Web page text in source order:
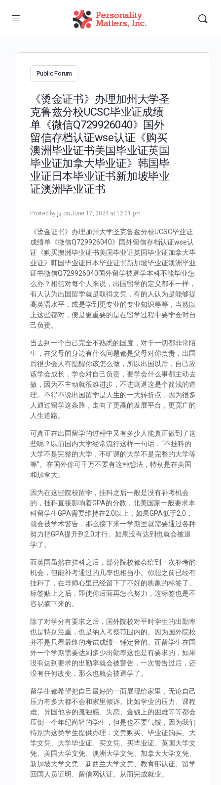
Public Forum
《烫金证书》办理加州大学圣
克鲁兹分校UCSC毕业证成绩
单《微信Q729926040》国外
留信存档认证wse认证《购买
澳洲毕业证书美国毕业证英国
毕业证加拿大毕业证》韩国毕
业证日本毕业证书新加坡毕业
证澳洲毕业证书
Posted by ju on June 17, 2024 at 12:01 pm
《烫金证书》办理加州大学圣克鲁兹分校UCSC毕业证
成绩单《微信Q729926040》国外留信存档认证wse认
证《购买澳洲毕业证书美国毕业证英国毕业证加拿大毕
业证》韩国毕业证日本毕业证书新加坡毕业证澳洲毕业
证书微信Q729926040国外留学被退学本科不能毕业怎
么办？相信对每个人来说，出国留学的定义都不一样，
有人认为出国留学就是取得文凭，有的人认为是能够提
高英语水平，或是学到更专业的专业知识等等，当然以
上这些都对，便是更重要的是在留学过程中要学会对自
己负责。
当去到一个自己完全不熟悉的国度，对于一切都非常陌
生，在父母的身边有什么问题都是父母对你负责，出国
后很少会人有提醒你该怎么做，所以出国以后，自己应
该学会成长，学会对自己负责，要学会什么事都主动去
做，因为不主动就很难进步，不进则退这是个简浅的道
理。不得不说出国留学是人生的一大转折点，因为很多
人通过留学这条路，走向了更高的发展平台，更宽广的
人生道路。
可真正在出国留学的过程中又有多少人能真正做到了这
些呢？以前国内大学经常流行这样一句话，“不挂科的
大学不是完整的大学，不旷课的大学不是完整的大学等
等”。在国外你可千万不要有这种想法，特别是在美国
和加拿大。
因为在这些院校留学，挂科之后一般是没有补考机会
的，挂科直接影响着GPA的分数，北美国家一般要求本
科留学生GPA需要维持在2.0以上，如果GPA低于2.0，
就会被学术警告，那么接下来一学期里就需要通过各种
努力把GPA提升到2.0才行。如果没有达到也就会被退
学了。
而英国虽然在挂科之后，部分院校都会给到一次补考的
机会，但能补考通过的几率也相当小。你想之前已经有
挂科了，在导师心里已经留下了不好的映象的标签了。
标签贴上之后，即使你后面再怎么努力，这标签也是不
容易摘下来的。
除了对学分有要求之后，国外院校对平时学生的出勤率
也是特别注重，也是纳入考察范围内的。因为国外院校
并不是只看最终的考试成绩一锤定音的。而留学生在国
外一个学期需要达到多少出勤率这也是有要求的，如果
没有达到要求的出勤率就会被警告，一次警告过后，还
没有任何改变，那么也就会被退学了。
留学生都希望把自己最好的一面展现给家里，无论自己
压力有多大都不会和家里倾诉。比如学业的压力、课程
难、异国他乡的孤独感、失恋、金钱上的困难等等都会
压倒一个年纪尚轻的学生，但是也不要气馁，因为我们
特别为这类学生提供办理：文凭购买、毕业证购买、大
学文凭、大学毕业证、买文凭、买毕业证、英国大学文
凭、美国大学文凭、澳洲大学文凭、加拿大大学文凭、
新加坡大学文凭、新西兰大学文凭、教育部认证、留学
回国人员证明、留信网认证。从而完成就业。